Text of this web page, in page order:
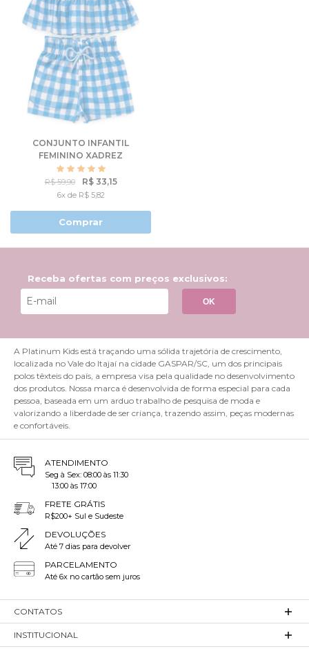
CONJUNTO INFANTIL
FEMININO XADREZ
ALCINHA
R$ 59,90 R$ 33,15
6x de R$ 5,82
Comprar
Receba ofertas com preços exclusivos:
OK
A Platinum Kids está traçando uma sólida trajetória de crescimento,
localizada no Vale do Itajaí na cidade GASPAR/SC, um dos principais
polos têxteis do país, a empresa visa pela qualidade no desenvolvimento
dos produtos. Nossa marca é desenvolvida de forma especial para cada
pessoa, baseada em um arduo trabalho de pesquisa de moda e
valorizando a liberdade de ser criança, trazendo assim, peças modernas
e confortáveis.
ATENDIMENTO
Seg à Sex: 08:00 às 11:30
13:00 às 17:00
FRETE GRÁTIS
R$200+ Sul e Sudeste
DEVOLUÇÕES
Até 7 dias para devolver
PARCELAMENTO
Até 6x no cartão sem juros
CONTATOS
INSTITUCIONAL